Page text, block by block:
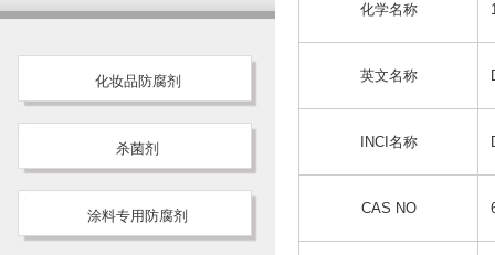
化妆品防腐剂
杀菌剂
涂料专用防腐剂
化学名称
英文名称
INCI名称
CAS NO